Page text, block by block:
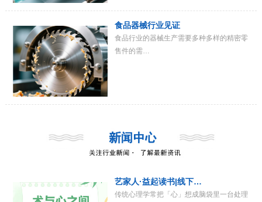
食品器械行业见证
食品行业的器械生产需要多种多样的精密零
售件的需…
艺家人·益起读书|线下…
传统心理学常把「心」想成脑袋里一台处理